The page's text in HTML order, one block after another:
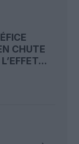
CHUTE